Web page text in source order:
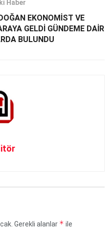
Haber
EKONOMİST VE
GELDİ GÜNDEME DAİR
BULUNDU
Gerekli alanlar * ile